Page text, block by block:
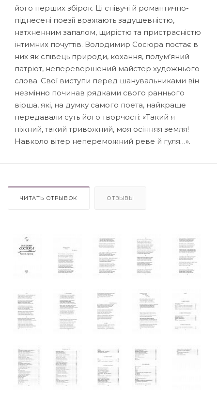
його перших збірок. Ці співучі й романтично-
піднесені поезії вражають задушевністю,
натхненним запалом, щирістю та пристрасністю
інтимних почуттів. Володимир Сосюра постає в
них як співець природи, кохання, полум’яний
патрiот, неперевершений майстер художнього
слова. Свої виступи перед шанувальниками він
незмінно починав рядками свого раннього
вірша, які, на думку самого поета, найкраще
передавали суть його творчості: «Такий я
ніжний, такий тривожний, моя осінняя земля!
Навколо вітер непереможний реве й гуля…».
ЧИТАТЬ ОТРЫВОК ОТЗЫВЫ